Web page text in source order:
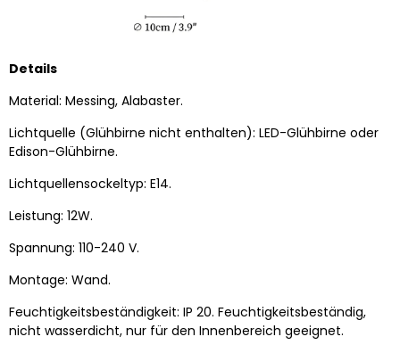
Details
Material: Messing, Alabaster.
Lichtquelle (Glühbirne nicht enthalten): LED-Glühbirne oder
Edison-Glühbirne.
Lichtquellensockeltyp: E14.
Leistung: 12W.
Spannung: 110-240 V.
Montage: Wand.
Feuchtigkeitsbeständigkeit: IP 20. Feuchtigkeitsbeständig,
nicht wasserdicht, nur für den Innenbereich geeignet.